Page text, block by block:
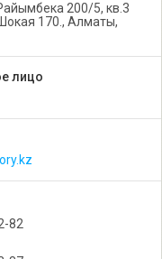
200/5, кв.3
170., Алматы,
82